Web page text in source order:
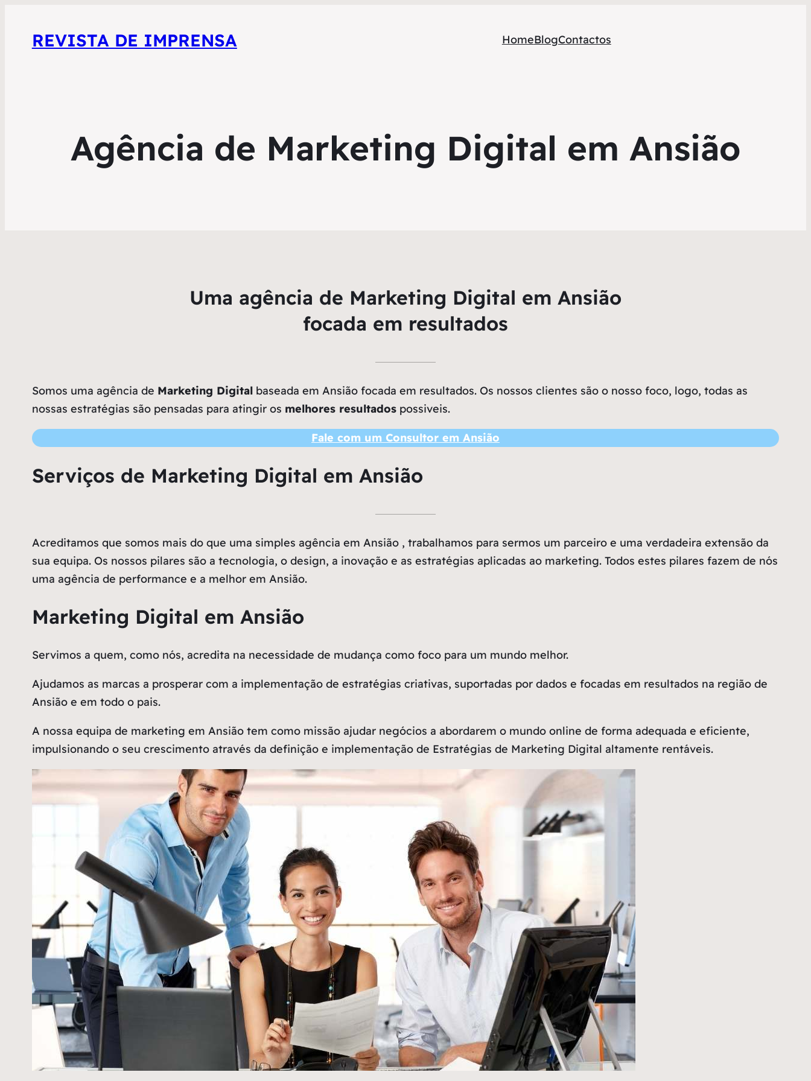
REVISTA DE IMPRENSA HomeBlogContactos
Agência de Marketing Digital em Ansião
Uma agência de Marketing Digital em Ansião
focada em resultados
Somos uma agência de Marketing Digitalbaseada em Ansião focada em resultados. Os nossos clientes são o nosso foco, logo, todas as
nossas estratégias são pensadas para atingir os melhores resultadospossiveis.
Fale com um Consultor em Ansião
Serviços de Marketing Digital em Ansião
Acreditamos que somos mais do que uma simples agência em Ansião , trabalhamos para sermos um parceiro e uma verdadeira extensão da
sua equipa. Os nossos pilares são a tecnologia, o design, a inovação e as estratégias aplicadas ao marketing. Todos estes pilares fazem de nós
uma agência de performance e a melhor em Ansião.
Marketing Digital em Ansião
Servimos a quem, como nós, acredita na necessidade de mudança como focopara um mundo melhor.
Ajudamos as marcas a prosperar com a implementação de estratégias criativas, suportadas por dados e focadas em resultados na região de
Ansião e em todo o pais.
A nossa equipa de marketing em Ansião tem como missão ajudar negócios a abordarem o mundo online de forma adequada e eficiente,
impulsionando o seu crescimento através da definição e implementação de Estratégias de Marketing Digital altamente rentáveis.